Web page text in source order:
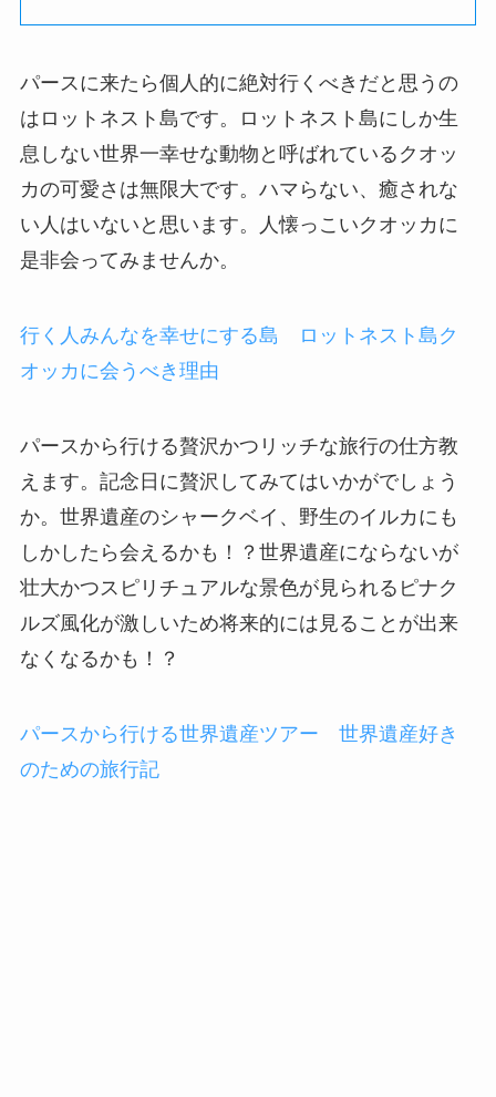
パースに来たら個人的に絶対行くべきだと思うの
はロットネスト島です。ロットネスト島にしか生
息しない世界一幸せな動物と呼ばれているクオッ
カの可愛さは無限大です。ハマらない、癒されな
い人はいないと思います。人懐っこいクオッカに
是非会ってみませんか。
行く人みんなを幸せにする島 ロットネスト島ク
オッカに会うべき理由
パースから行ける贅沢かつリッチな旅行の仕方教
えます。記念日に贅沢してみてはいかがでしょう
か。世界遺産のシャークベイ、野生のイルカにも
しかしたら会えるかも！？世界遺産にならないが
壮大かつスピリチュアルな景色が見られるピナク
ルズ風化が激しいため将来的には見ることが出来
なくなるかも！？
パースから行ける世界遺産ツアー 世界遺産好き
のための旅行記